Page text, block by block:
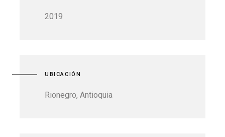
2019
UBICACIÓN
Rionegro, Antioquia